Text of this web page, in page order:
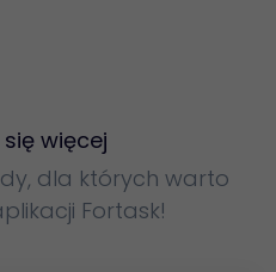
więcej
dla których warto
Fortask!